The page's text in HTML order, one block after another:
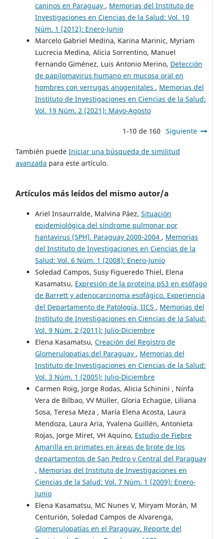
caninos en Paraguay , Memorias del Instituto de
Investigaciones en Ciencias de la Salud: Vol. 10
Núm. 1 (2012): Enero-Junio
Marcelo Gabriel Medina, Karina Marinic, Myriam
Lucrecia Medina, Alicia Sorrentino, Manuel
Fernando Giménez, Luis Antonio Merino, Detección
de papilomavirus humano en mucosa oral en
hombres con verrugas anogenitales , Memorias del
Instituto de Investigaciones en Ciencias de la Salud:
Vol. 19 Núm. 2 (2021): Mayo-Agosto
1-10 de 160 Siguiente
También puede Iniciar una búsqueda de similitud
avanzada para este artículo.
Artículos más leídos del mismo autor/a
Ariel Insaurralde, Malvina Páez, Situación
epidemiológica del síndrome pulmonar por
hantavirus (SPH). Paraguay 2000-2004 , Memorias
del Instituto de Investigaciones en Ciencias de la
Salud: Vol. 6 Núm. 1 (2008): Enero-Junio
Soledad Campos, Susy Figueredo Thiel, Elena
Kasamatsu, Expresión de la proteína p53 en esófago
de Barrett y adenocarcinoma esofágico. Experiencia
del Departamento de Patología, IICS , Memorias del
Instituto de Investigaciones en Ciencias de la Salud:
Vol. 9 Núm. 2 (2011): Julio-Diciembre
Elena Kasamatsu, Creación del Registro de
Glomerulopatias del Paraguay , Memorias del
Instituto de Investigaciones en Ciencias de la Salud:
Vol. 3 Núm. 1 (2005): Julio-Diciembre
Carmen Roig, Jorge Rodas, Alicia Schinini , Ninfa
Vera de Bilbao, VV Müller, Gloria Echagüe, Liliana
Sosa, Teresa Meza , María Elena Acosta, Laura
Mendoza, Laura Aria, Yvalena Guillén, Antonieta
Rojas, Jorge Miret, VH Aquino, Estudio de Fiebre
Amarilla en primates en áreas de brote de los
departamentos de San Pedro y Central del Paraguay
, Memorias del Instituto de Investigaciones en
Ciencias de la Salud: Vol. 7 Núm. 1 (2009): Enero-
Junio
Elena Kasamatsu, MC Nunes V, Miryam Morán, M
Centurión, Soledad Campos de Alvarenga,
Glomerulopatías en el Paraguay. Reporte del